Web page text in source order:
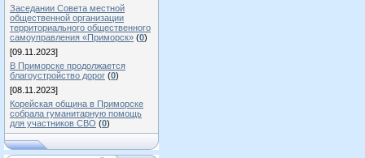
Заседании Совета местной
общественной организации
территориального общественного
самоуправления «Приморск» (0)
[09.11.2023]
В Приморске продолжается
благоустройство дорог (0)
[08.11.2023]
Корейская община в Приморске
собрала гуманитарную помощь
для участников СВО (0)